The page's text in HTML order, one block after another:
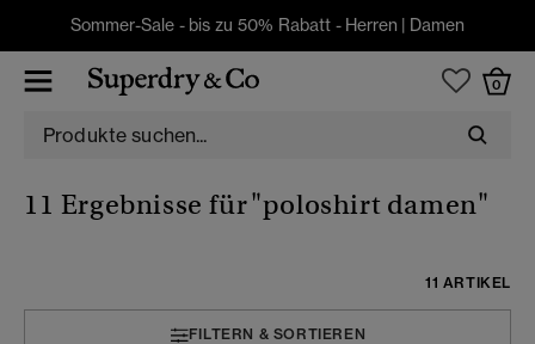
Sommer-Sale - bis zu 50% Rabatt - Herren | Damen
0
11 Ergebnisse für"poloshirt damen"
11 ARTIKEL
FILTERN & SORTIEREN